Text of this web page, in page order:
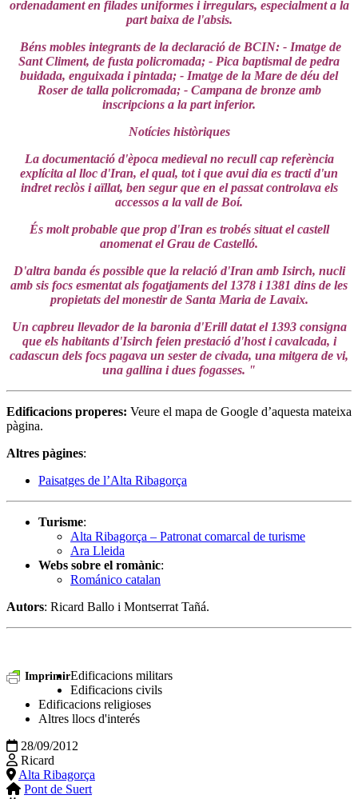
ordenadament en filades uniformes i irregulars, especialment a la
part baixa de l'absis.
Béns mobles integrants de la declaració de BCIN: - Imatge de
Sant Climent, de fusta policromada; - Pica baptismal de pedra
buidada, enguixada i pintada; - Imatge de la Mare de déu del
Roser de talla policromada; - Campana de bronze amb
inscripcions a la part inferior.
Notícies històriques
La documentació d'època medieval no recull cap referència
explícita al lloc d'Iran, el qual, tot i que avui dia es tracti d'un
indret reclòs i aïllat, ben segur que en el passat controlava els
accessos a la vall de Boí.
És molt probable que prop d'Iran es trobés situat el castell
anomenat el Grau de Castelló.
D'altra banda és possible que la relació d'Iran amb Isirch, nucli
amb sis focs esmentat als fogatjaments del 1378 i 1381 dins de les
propietats del monestir de Santa Maria de Lavaix.
Un capbreu llevador de la baronia d'Erill datat el 1393 consigna
que els habitants d'Isirch feien prestació d'host i cavalcada, i
cadascun dels focs pagava un sester de civada, una mitgera de vi,
una gallina i dues fogasses. "
Edificacions properes: Veure el mapa de Google d’aquesta mateixa
pàgina.
Altres pàgines:
Paisatges de l’Alta Ribagorça
Turisme:
Alta Ribagorça – Patronat comarcal de turisme
Ara Lleida
Webs sobre el romànic:
Románico catalan
Autors: Ricard Ballo i Montserrat Tañá.
ImprimirEdificacions militars
Edificacions civils
Edificacions religioses
Altres llocs d'interés
28/09/2012
Ricard
Alta Ribagorça
Pont de Suert